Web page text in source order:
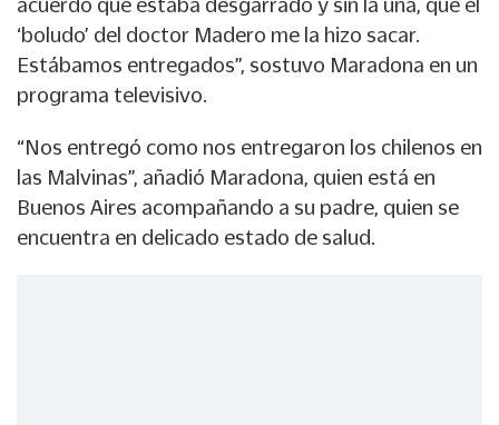
acuerdo que estaba desgarrado y sin la uña, que el
‘boludo’ del doctor Madero me la hizo sacar.
Estábamos entregados”, sostuvo Maradona en un
programa televisivo.
“Nos entregó como nos entregaron los chilenos en
las Malvinas”, añadió Maradona, quien está en
Buenos Aires acompañando a su padre, quien se
encuentra en delicado estado de salud.